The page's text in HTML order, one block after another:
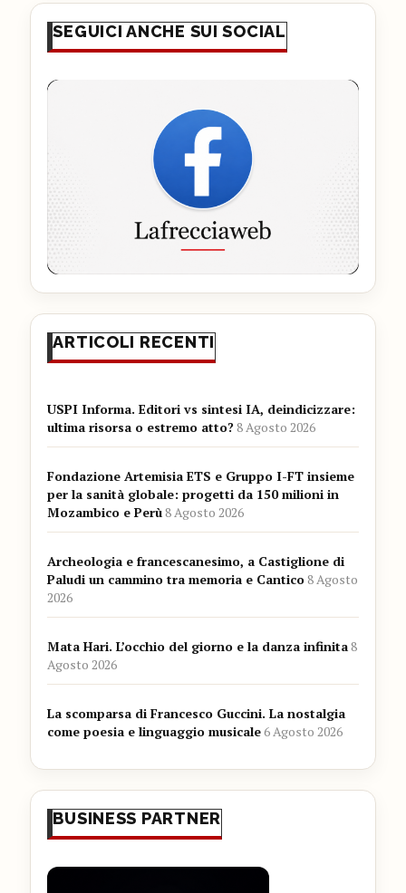
SEGUICI ANCHE SUI SOCIAL
ARTICOLI RECENTI
USPI Informa. Editori vs sintesi IA, deindicizzare:
ultima risorsa o estremo atto?8 Agosto 2026
Fondazione Artemisia ETS e Gruppo I-FT insieme
per la sanità globale: progetti da 150 milioni in
Mozambico e Perù8 Agosto 2026
Archeologia e francescanesimo, a Castiglione di
Paludi un cammino tra memoria e Cantico8 Agosto
2026
Mata Hari. L’occhio del giorno e la danza infinita8
Agosto 2026
La scomparsa di Francesco Guccini. La nostalgia
come poesia e linguaggio musicale6 Agosto 2026
BUSINESS PARTNER